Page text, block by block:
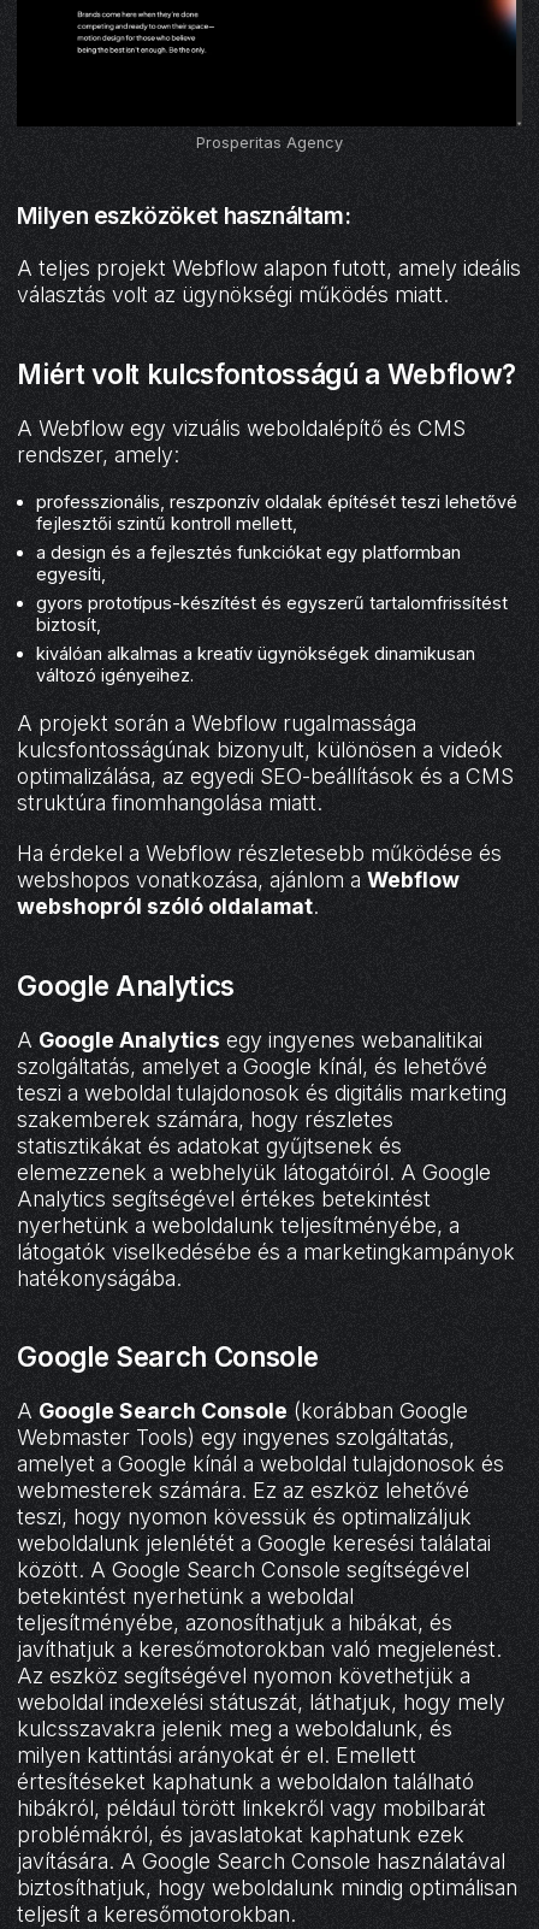
Prosperitas Agency
Milyen eszközöket használtam:
A teljes projekt Webflow alapon futott, amely ideális
választás volt az ügynökségi működés miatt.
Miért volt kulcsfontosságú a Webflow?
A Webflow egy vizuális weboldalépítő és CMS
rendszer, amely:
professzionális, reszponzív oldalak építését teszi lehetővé
fejlesztői szintű kontroll mellett,
a design és a fejlesztés funkciókat egy platformban
egyesíti,
gyors prototípus-készítést és egyszerű tartalomfrissítést
biztosít,
kiválóan alkalmas a kreatív ügynökségek dinamikusan
változó igényeihez.
A projekt során a Webflow rugalmassága
kulcsfontosságúnak bizonyult, különösen a videók
optimalizálása, az egyedi SEO-beállítások és a CMS
struktúra finomhangolása miatt.
Ha érdekel a Webflow részletesebb működése és
webshopos vonatkozása, ajánlom aWebflow
webshopról szóló oldalamat.
Google Analytics
A Google Analytics egy ingyenes webanalitikai
szolgáltatás, amelyet a Google kínál, és lehetővé
teszi a weboldal tulajdonosok és digitális marketing
szakemberek számára, hogy részletes
statisztikákat és adatokat gyűjtsenek és
elemezzenek a webhelyük látogatóiról. A Google
Analytics segítségével értékes betekintést
nyerhetünk a weboldalunk teljesítményébe, a
látogatók viselkedésébe és a marketingkampányok
hatékonyságába.
Google Search Console
A Google Search Console (korábban Google
Webmaster Tools) egy ingyenes szolgáltatás,
amelyet a Google kínál a weboldal tulajdonosok és
webmesterek számára. Ez az eszköz lehetővé
teszi, hogy nyomon kövessük és optimalizáljuk
weboldalunk jelenlétét a Google keresési találatai
között. A Google Search Console segítségével
betekintést nyerhetünk a weboldal
teljesítményébe, azonosíthatjuk a hibákat, és
javíthatjuk a keresőmotorokban való megjelenést.
Az eszköz segítségével nyomon követhetjük a
weboldal indexelési státuszát, láthatjuk, hogy mely
kulcsszavakra jelenik meg a weboldalunk, és
milyen kattintási arányokat ér el. Emellett
értesítéseket kaphatunk a weboldalon található
hibákról, például törött linkekről vagy mobilbarát
problémákról, és javaslatokat kaphatunk ezek
javítására. A Google Search Console használatával
biztosíthatjuk, hogy weboldalunk mindig optimálisan
teljesít a keresőmotorokban.